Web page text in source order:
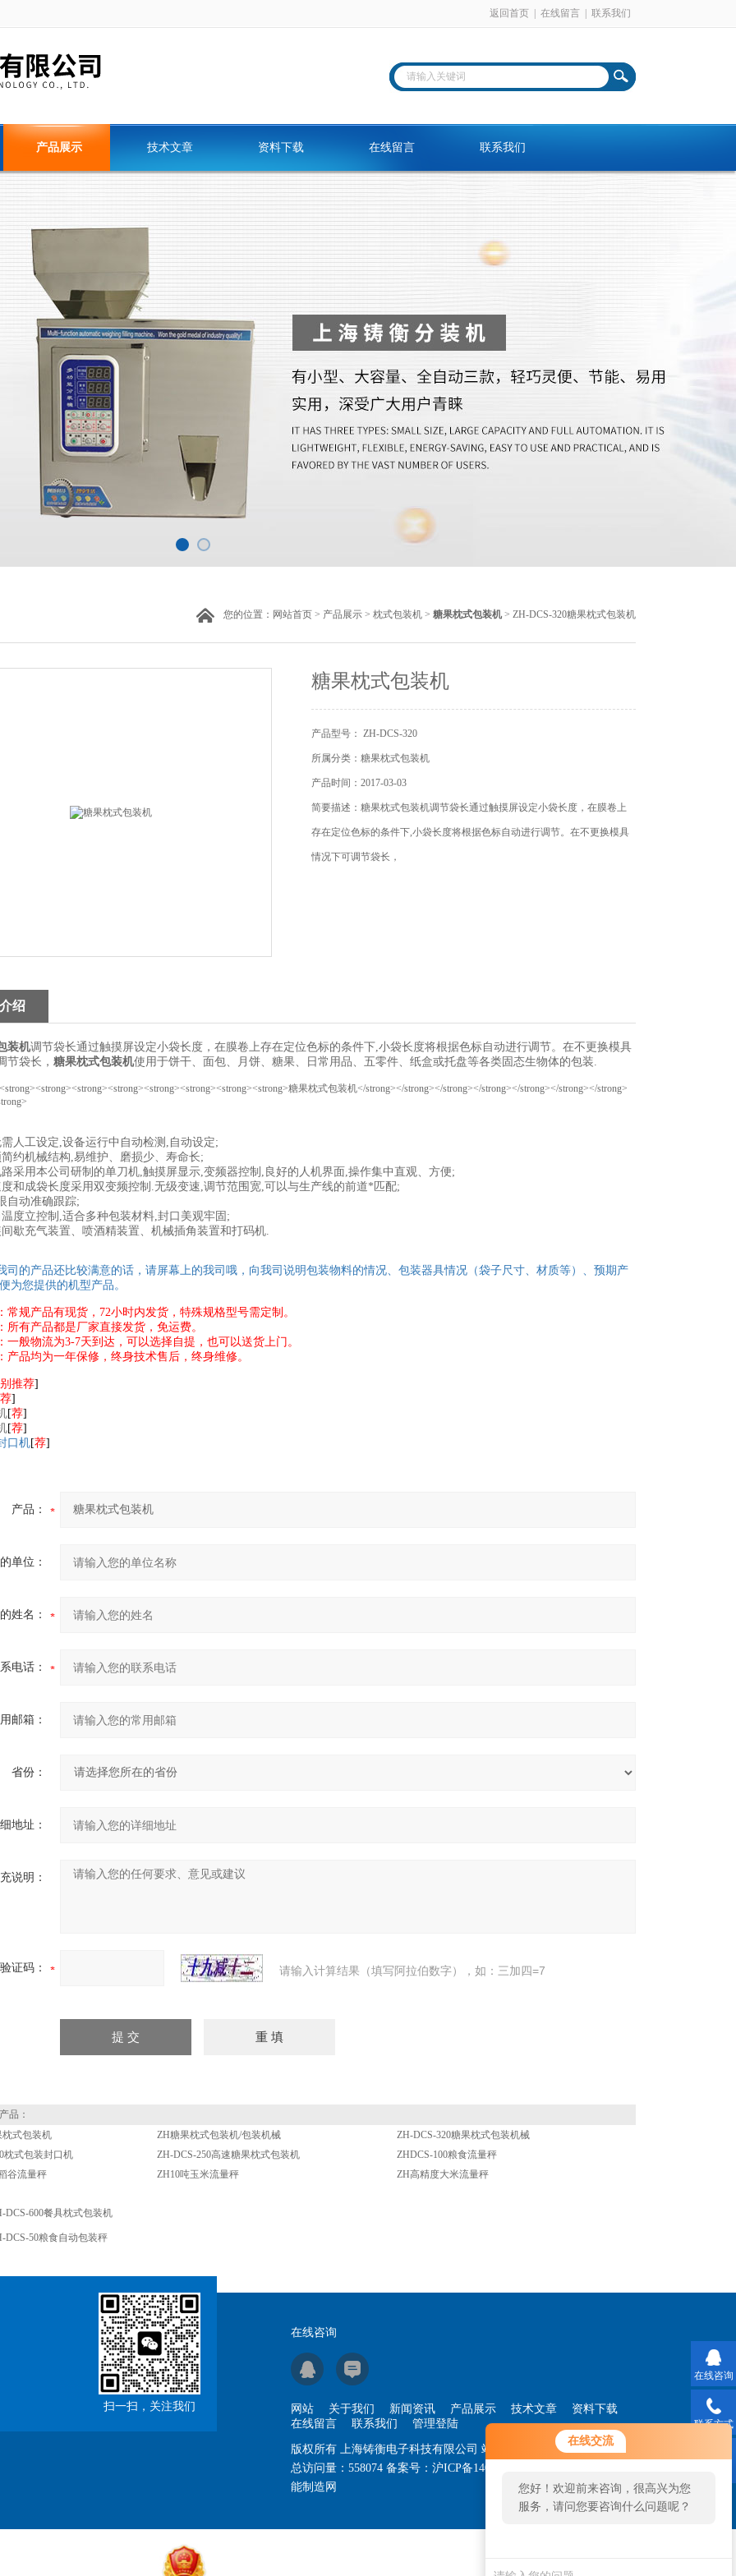
在线交流
您好！欢迎前来咨询，很高兴为您
服务，请问您要咨询什么问题呢？
好，
返回首页 在线留言 联系我们
产品展示 技术文章 资料下载 在线留言 联系我们
您的位置： 网站首页 > 产品展示 > 枕式包装机 > 糖果枕式包装机 > ZH-DCS-320糖果枕式包装机
糖果枕式包装机
产品型号： ZH-DCS-320
所属分类：糖果枕式包装机
产品时间：2017-03-03
简要描述：糖果枕式包装机调节袋长通过触摸屏设定小袋长度，在膜卷上
存在定位色标的条件下,小袋长度将根据色标自动进行调节。在不更换模具
情况下可调节袋长，
绍
装机调节袋长通过触摸屏设定小袋长度，在膜卷上存在定位色标的条件下,小袋长度将根据色标自动进行调节。在不更换模具
节袋长， 糖果枕式包装机使用于饼干、面包、月饼、糖果、日常用品、五零件、纸盒或托盘等各类固态生物体的包装.
人工设定,设备运行中自动检测,自动设定;
约机械结构,易维护、磨损少、寿命长;
采用本公司研制的单刀机,触摸屏显示,变频器控制,良好的人机界面,操作集中直观、方便;
和成袋长度采用双变频控制.无级变速,调节范围宽,可以与生产线的前道*匹配;
自动准确跟踪;
度立控制,适合多种包装材料,封口美观牢固;
歇充气装置、喷酒精装置、机械插角装置和打码机.
司的产品还比较满意的话，请屏幕上的我司哦，向我司说明包装物料的情况、包装器具情况（袋子尺寸、材质等）、预期产
为您提供的机型产品。
常规产品有现货，72小时内发货，特殊规格型号需定制。
所有产品都是厂家直接发货，免运费。
一般物流为3-7天到达，可以选择自提，也可以送货上门。
产品均为一年保修，终身技术售后，终身维修。
推荐]
荐]
[荐]
[荐]
口机[荐]
产品：
单位：
姓名：
电话：
邮箱：
省份：
地址：
说明：
验证码： 请输入计算结果（填写阿拉伯数字），如：三加四=7
品：
式包装机
ZH糖果枕式包装机/包装机械
ZH-DCS-320糖果枕式包装机械
枕式包装封口机
ZH-DCS-250高速糖果枕式包装机
ZHDCS-100粮食流量秤
谷流量秤
ZH10吨玉米流量秤 ZH高精度大米流量秤
DCS-600餐具枕式包装机
DCS-50粮食自动包装秤
扫一扫，关注我们
在线咨询
网站 关于我们 新闻资讯 产品展示 技术文章
资料下载
在线留言
联系我们 管理登陆
版权所有 上海铸衡电子科技有限公司 站点地图
总访问量： 558074 备案号： 沪ICP备14030360号-33
能制造网
在线咨询
联系方式